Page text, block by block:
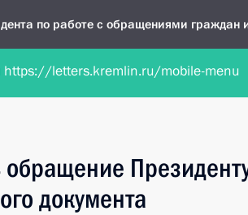
по работе с обращениями граждан
документа Обратиться в
обращение
документа
https://letters.kremlin.ru/mobile-menu